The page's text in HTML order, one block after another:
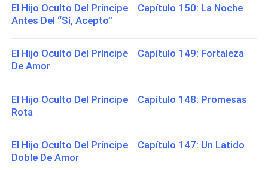
El Hijo Oculto Del Príncipe Capítulo 150: La Noche
Antes Del “Sí, Acepto”
El Hijo Oculto Del Príncipe Capítulo 149: Fortaleza
De Amor
El Hijo Oculto Del Príncipe Capítulo 148: Promesas
Rota
El Hijo Oculto Del Príncipe Capítulo 147: Un Latido
Doble De Amor